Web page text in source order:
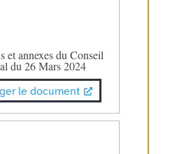
et annexes du Conseil
du 26 Mars 2024
le document